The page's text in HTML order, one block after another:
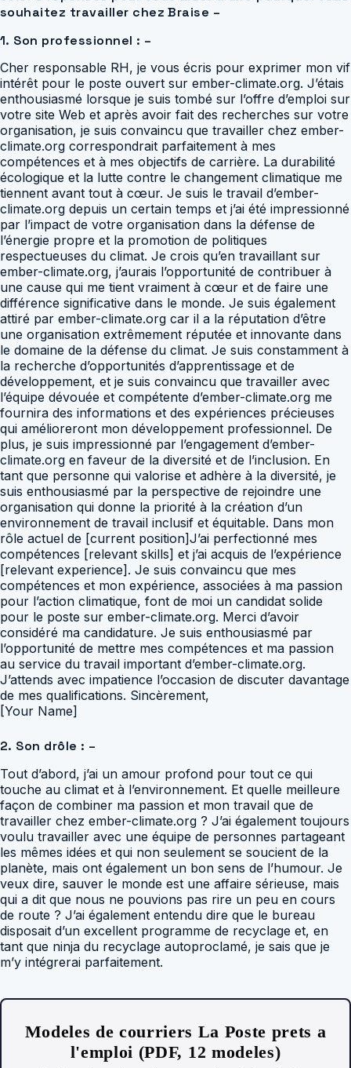
souhaitez travailler chez Braise –
1. Son professionnel : –
Cher responsable RH, je vous écris pour exprimer mon vif
intérêt pour le poste ouvert sur ember-climate.org. J’étais
enthousiasmé lorsque je suis tombé sur l’offre d’emploi sur
votre site Web et après avoir fait des recherches sur votre
organisation, je suis convaincu que travailler chez ember-
climate.org correspondrait parfaitement à mes
compétences et à mes objectifs de carrière. La durabilité
écologique et la lutte contre le changement climatique me
tiennent avant tout à cœur. Je suis le travail d’ember-
climate.org depuis un certain temps et j’ai été impressionné
par l’impact de votre organisation dans la défense de
l’énergie propre et la promotion de politiques
respectueuses du climat. Je crois qu’en travaillant sur
ember-climate.org, j’aurais l’opportunité de contribuer à
une cause qui me tient vraiment à cœur et de faire une
différence significative dans le monde. Je suis également
attiré par ember-climate.org car il a la réputation d’être
une organisation extrêmement réputée et innovante dans
le domaine de la défense du climat. Je suis constamment à
la recherche d’opportunités d’apprentissage et de
développement, et je suis convaincu que travailler avec
l’équipe dévouée et compétente d’ember-climate.org me
fournira des informations et des expériences précieuses
qui amélioreront mon développement professionnel. De
plus, je suis impressionné par l’engagement d’ember-
climate.org en faveur de la diversité et de l’inclusion. En
tant que personne qui valorise et adhère à la diversité, je
suis enthousiasmé par la perspective de rejoindre une
organisation qui donne la priorité à la création d’un
environnement de travail inclusif et équitable. Dans mon
rôle actuel de [current position]J’ai perfectionné mes
compétences [relevant skills] et j’ai acquis de l’expérience
[relevant experience]. Je suis convaincu que mes
compétences et mon expérience, associées à ma passion
pour l’action climatique, font de moi un candidat solide
pour le poste sur ember-climate.org. Merci d’avoir
considéré ma candidature. Je suis enthousiasmé par
l’opportunité de mettre mes compétences et ma passion
au service du travail important d’ember-climate.org.
J’attends avec impatience l’occasion de discuter davantage
de mes qualifications. Sincèrement,
[Your Name]
2. Son drôle : –
Tout d’abord, j’ai un amour profond pour tout ce qui
touche au climat et à l’environnement. Et quelle meilleure
façon de combiner ma passion et mon travail que de
travailler chez ember-climate.org ? J’ai également toujours
voulu travailler avec une équipe de personnes partageant
les mêmes idées et qui non seulement se soucient de la
planète, mais ont également un bon sens de l’humour. Je
veux dire, sauver le monde est une affaire sérieuse, mais
qui a dit que nous ne pouvions pas rire un peu en cours
de route ? J’ai également entendu dire que le bureau
disposait d’un excellent programme de recyclage et, en
tant que ninja du recyclage autoproclamé, je sais que je
m’y intégrerai parfaitement.
Modeles de courriers La Poste prets a
l'emploi (PDF, 12 modeles)